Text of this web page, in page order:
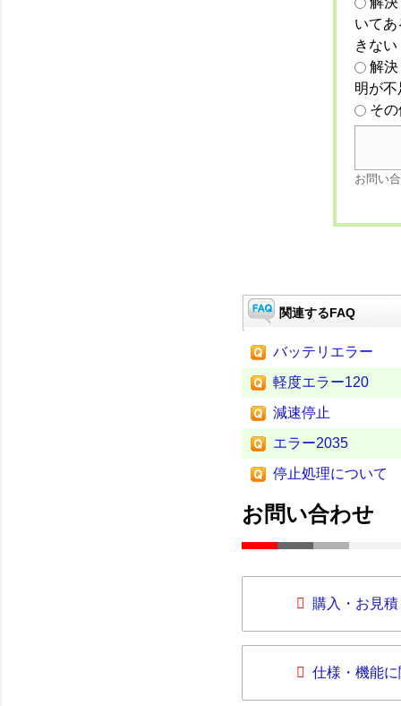
いて
きない
解
明が
そ
お問い
関連するFAQ
バッテリエラー
軽度エラー120
減速停止
エラー2035
停止処理について
お問い合わせ
購入・お見
仕様・機能